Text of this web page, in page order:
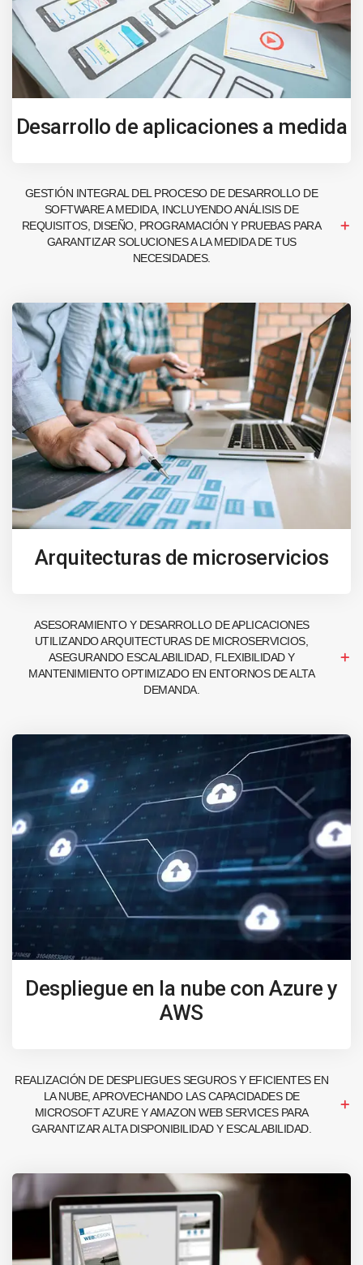
Desarrollo de aplicaciones a medida
GESTIÓN INTEGRAL DEL PROCESO DE DESARROLLO DE
SOFTWARE A MEDIDA, INCLUYENDO ANÁLISIS DE
REQUISITOS, DISEÑO, PROGRAMACIÓN Y PRUEBAS PARA
GARANTIZAR SOLUCIONES A LA MEDIDA DE TUS
NECESIDADES.
Arquitecturas de microservicios
ASESORAMIENTO Y DESARROLLO DE APLICACIONES
UTILIZANDO ARQUITECTURAS DE MICROSERVICIOS,
ASEGURANDO ESCALABILIDAD, FLEXIBILIDAD Y
MANTENIMIENTO OPTIMIZADO EN ENTORNOS DE ALTA
DEMANDA.
Despliegue en la nube con Azure y
AWS
REALIZACIÓN DE DESPLIEGUES SEGUROS Y EFICIENTES EN
LA NUBE, APROVECHANDO LAS CAPACIDADES DE
MICROSOFT AZURE Y AMAZON WEB SERVICES PARA
GARANTIZAR ALTA DISPONIBILIDAD Y ESCALABILIDAD.